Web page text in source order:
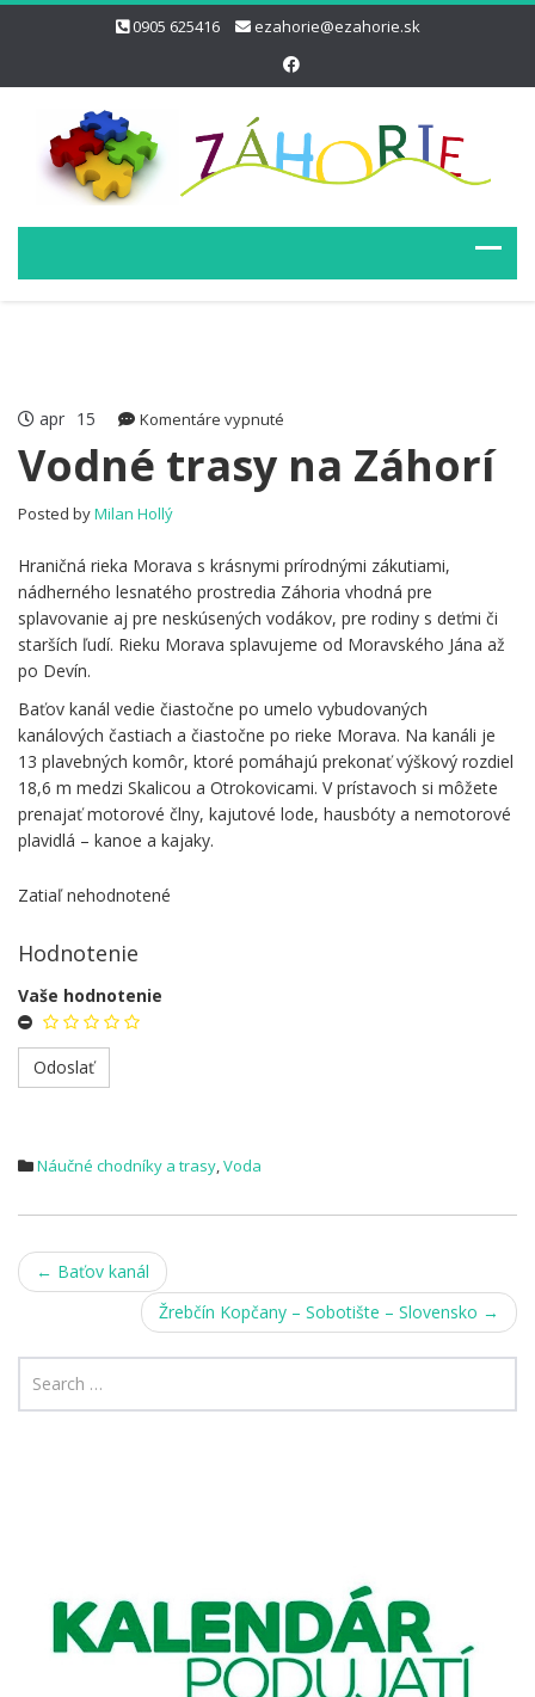
0905 625416 ezahorie@ezahorie.sk
apr 15 Komentáre vypnuté
trasy
Vodné trasy na Záhorí
Posted byMilan Hollý
Hraničná rieka Morava s krásnymi prírodnými zákutiami,
nádherného lesnatého prostredia Záhoria vhodná pre
splavovanie aj pre neskúsených vodákov, pre rodiny s deťmi či
starších ľudí. Rieku Morava splavujeme od Moravského Jána až
po Devín.
Baťov kanál vedie čiastočne po umelo vybudovaných
kanálových častiach a čiastočne po rieke Morava. Na kanáli je
13 plavebných komôr, ktoré pomáhajú prekonať výškový rozdiel
18,6 m medzi Skalicou a Otrokovicami. V prístavoch si môžete
prenajať motorové člny, kajutové lode, hausbóty a nemotorové
plavidlá – kanoe a kajaky.
Zatiaľ nehodnotené
Hodnotenie
Vaše hodnotenie
Náučné chodníky a trasy,Voda
Post
navigation
← Baťov kanál
Žrebčín Kopčany – Sobotište – Slovensko →